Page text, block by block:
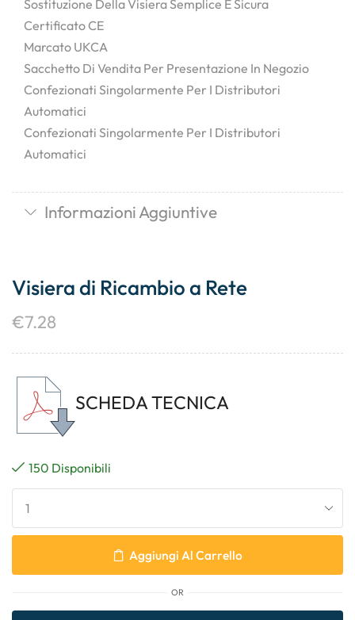
Sostituzione Della Visiera Semplice E Sicura
Certificato CE
Marcato UKCA
Sacchetto Di Vendita Per Presentazione In Negozio
Confezionati Singolarmente Per I Distributori
Automatici
Confezionati Singolarmente Per I Distributori
Automatici
Informazioni Aggiuntive
Visiera di Ricambio a Rete
€7.28
SCHEDA TECNICA
150 Disponibili
Aggiungi Al Carrello
OR